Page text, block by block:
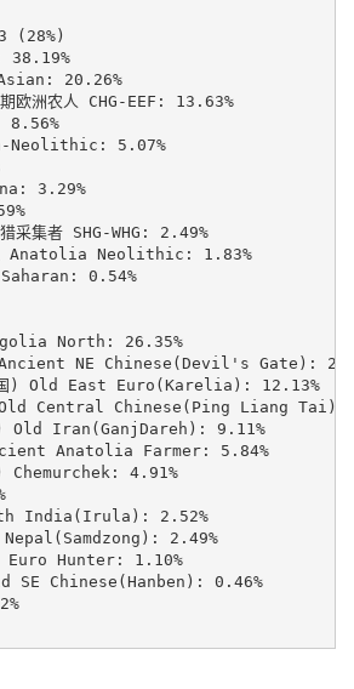
(28%)
38.19%
20.26%
期欧洲农人 CHG-EEF: 13.63%
8.56%
Neolithic: 5.07%
3.29%
采集者 SHG-WHG: 2.49%
亚 Anatolia Neolithic: 1.83%
Saharan: 0.54%
North: 26.35%
Ancient NE Chinese(Devil's Gate):
国) Old East Euro(Karelia): 12.13%
) Old Central Chinese(Ping Liang Tai):
) Old Iran(GanjDareh): 9.11%
Anatolia Farmer: 5.84%
) Chemurchek: 4.91%
India(Irula): 2.52%
2.49%
Euro Hunter: 1.10%
SE Chinese(Hanben): 0.46%